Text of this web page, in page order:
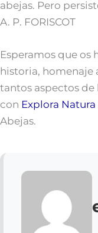
abejas. Pero
A. P. FORISCOT
Esperamos que os
historia, homenaje
tantos aspectos de
con Explora Natura
Abejas.